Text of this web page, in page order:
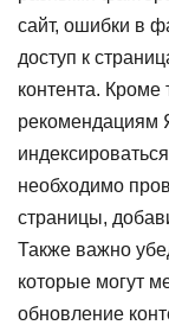
сайт, ошибки в
доступ к
контента. Кроме
рекомендациям
необходимо
страницы,
Также важно
которые могут
обновление